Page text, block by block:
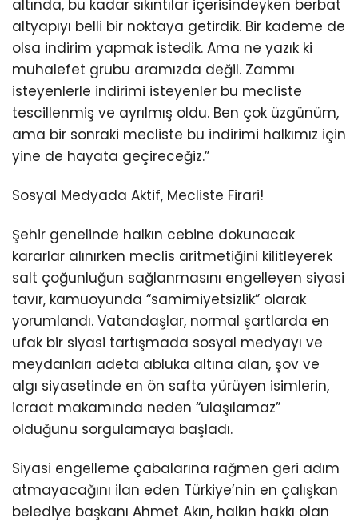
altında, bu kadar sıkıntılar içerisindeyken berbat
altyapıyı belli bir noktaya getirdik. Bir kademe de
olsa indirim yapmak istedik. Ama ne yazık ki
muhalefet grubu aramızda değil. Zammı
isteyenlerle indirimi isteyenler bu mecliste
tescillenmiş ve ayrılmış oldu. Ben çok üzgünüm,
ama bir sonraki mecliste bu indirimi halkımız için
yine de hayata geçireceğiz.”
Sosyal Medyada Aktif, Mecliste Firari!
Şehir genelinde halkın cebine dokunacak
kararlar alınırken meclis aritmetiğini kilitleyerek
salt çoğunluğun sağlanmasını engelleyen siyasi
tavır, kamuoyunda “samimiyetsizlik” olarak
yorumlandı. Vatandaşlar, normal şartlarda en
ufak bir siyasi tartışmada sosyal medyayı ve
meydanları adeta abluka altına alan, şov ve
algı siyasetinde en ön safta yürüyen isimlerin,
icraat makamında neden “ulaşılamaz”
olduğunu sorgulamaya başladı.
Siyasi engelleme çabalarına rağmen geri adım
atmayacağını ilan eden Türkiye’nin en çalışkan
belediye başkanı Ahmet Akın, halkın hakkı olan